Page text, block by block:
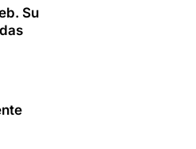
Su